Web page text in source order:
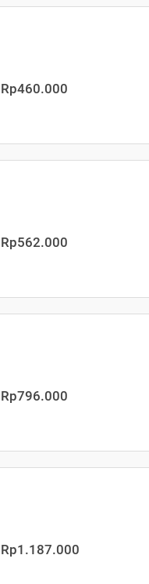
Rp460.000
Rp562.000
Rp796.000
Rp1.187.000